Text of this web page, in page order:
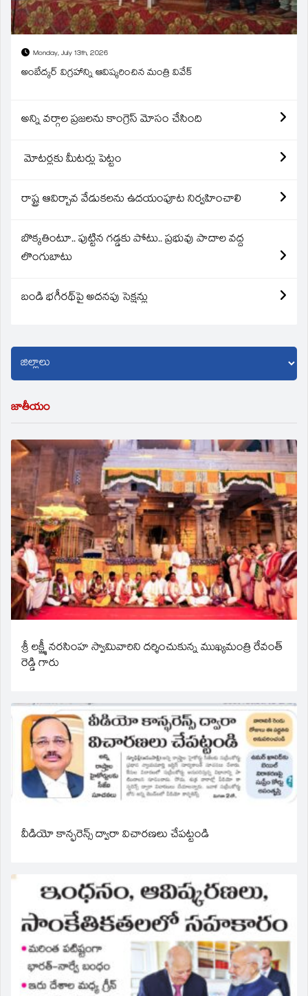
Monday, July 13th, 2026
అంబేద్కర్ విగ్రహాన్ని ఆవిష్కరించిన మంత్రి వివేక్
అన్ని వర్గాల ప్రజలను కాంగ్రెస్ మోసం చేసింది
మోటర్లకు మీటర్లు పెట్టం
రాష్ట్ర ఆవిర్బావ వేడుకలను ఉదయంపూట నిర్వహించాలి
బొక్కతింటూ.. పుట్టిన గడ్డకు పోటు.. ప్రభువు పాదాల వద్ద
లొంగుబాటు
బండి భగీరథ్‌పై అదనపు సెక్షన్లు
జాతీయం
శ్రీ లక్ష్మీ నరసింహ స్వామివారిని దర్శించుకున్న ముఖ్యమంత్రి రేవంత్
రెడ్డి గారు
వీడియో కాన్ఫరెన్స్ ద్వారా విచారణలు చేపట్టండి